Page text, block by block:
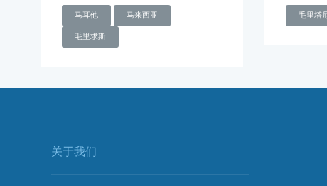
马耳他 马来西亚
毛里求斯
毛里塔
关于我们